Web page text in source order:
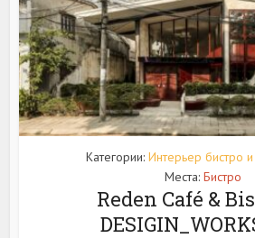
Категории: Интерьер бистро
Места: Бистро
Reden Café &